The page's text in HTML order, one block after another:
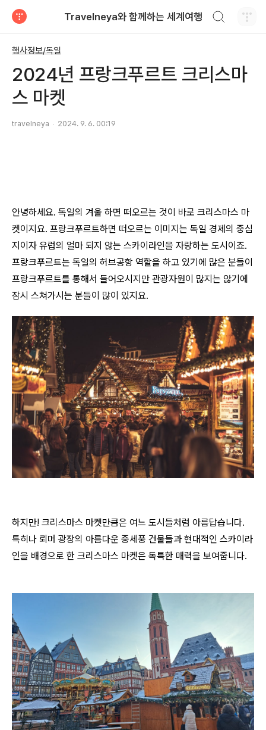
Travelneya와 함께하는 세계여행
행사정보/독일
2024년 프랑크푸르트 크리스마
스 마켓
travelneya 2024. 9. 6. 00:19
안녕하세요. 독일의 겨울 하면 떠오르는 것이 바로 크리스마스 마
켓이지요. 프랑크푸르트하면 떠오르는 이미지는 독일 경제의 중심
지이자 유럽의 얼마 되지 않는 스카이라인을 자랑하는 도시이죠.
프랑크푸르트는 독일의 허브공항 역할을 하고 있기에 많은 분들이
프랑크푸르트를 통해서 들어오시지만 관광자원이 많지는 않기에
잠시 스쳐가시는 분들이 많이 있지요.
하지만! 크리스마스 마켓만큼은 여느 도시들처럼 아름답습니다.
특히나 뢰머 광장의 아름다운 중세풍 건물들과 현대적인 스카이라
인을 배경으로 한 크리스마스 마켓은 독특한 매력을 보여줍니다.